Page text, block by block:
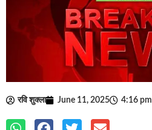
रवि शुक्ला June 11, 2025 4:16 pm